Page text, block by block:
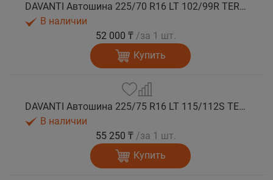
DAVANTI Автошина 225/70 R16 LT 102/99R TERRATOURA A/T RBL 6PR RPR M+S
В наличии
52 000 ₸ /за 1 шт.
Купить
DAVANTI Автошина 225/75 R16 LT 115/112S TERRATOURA A/T RWL 10PR RPR M+S
В наличии
55 250 ₸ /за 1 шт.
Купить